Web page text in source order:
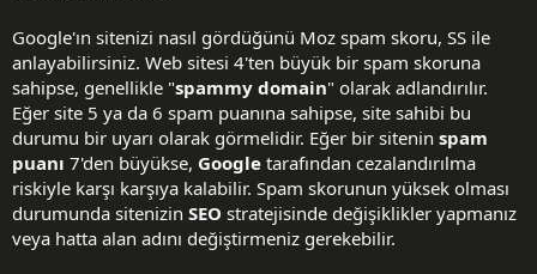
Google'ın sitenizi nasıl gördüğünü Moz spam skoru, SS ile
anlayabilirsiniz. Web sitesi 4'ten büyük bir spam skoruna
sahipse, genellikle "spammy domain" olarak adlandırılır.
Eğer site 5 ya da 6 spam puanına sahipse, site sahibi bu
durumu bir uyarı olarak görmelidir. Eğer bir sitenin spam
puanı 7'den büyükse, Google tarafından cezalandırılma
riskiyle karşı karşıya kalabilir. Spam skorunun yüksek olması
durumunda sitenizin SEO stratejisinde değişiklikler yapmanız
veya hatta alan adını değiştirmeniz gerekebilir.